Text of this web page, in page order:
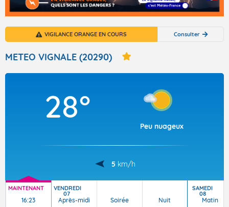
TOUS LES RÉSULTATS
Articles
VIGILANCE ORANGE EN COURS Consulter
METEO VIGNALE (20290)
28°
Peu nuageux
5 km/h
MAINTENANT
16:23
VENDREDI
07
Après-midi Soirée Nuit
SAMEDI
08
Matin